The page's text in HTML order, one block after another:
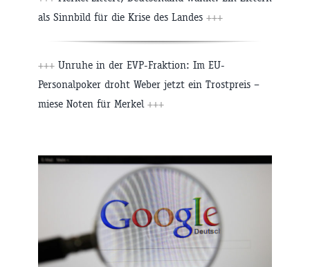
als Sinnbild für die Krise des Landes +++
+++ Unruhe in der EVP-Fraktion: Im EU-
Personalpoker droht Weber jetzt ein Trostpreis –
miese Noten für Merkel +++